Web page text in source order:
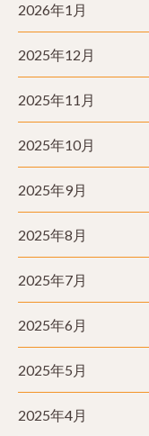
2026年1月
2025年12月
2025年11月
2025年10月
2025年9月
2025年8月
2025年7月
2025年6月
2025年5月
2025年4月